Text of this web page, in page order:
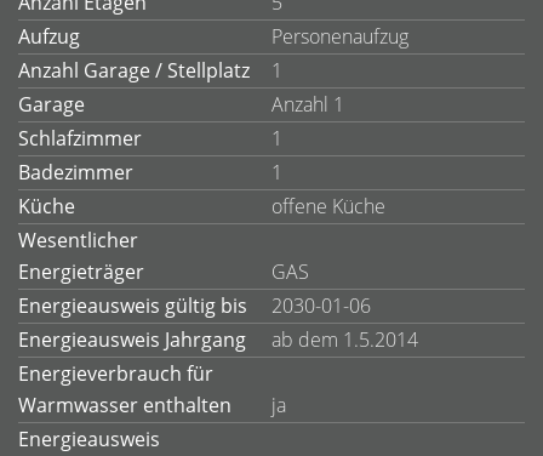
Aufzug
Personenaufzug
Anzahl Garage / Stellplatz
1
Garage
Anzahl 1
Schlafzimmer
1
Badezimmer
1
Küche
offene Küche
Wesentlicher
Energieträger
GAS
Energieausweis gültig bis
2030-01-06
Energieausweis Jahrgang
ab dem 1.5.2014
Energieverbrauch für
Warmwasser enthalten
ja
Energieausweis